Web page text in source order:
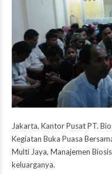
Jakarta, Kantor Pusat PT.
Kegiatan Buka Puasa
Multi Jaya, Manajemen
keluarganya.